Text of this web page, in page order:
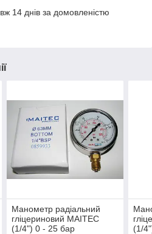
14 днів за домовленістю
Манометр радіальний
гліцериновий MAITEC
(1/4") 0 - 25 бар
(1/